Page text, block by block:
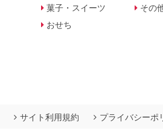
菓子・スイーツ
おせち
その
サイト利用規約 プライバシーポ